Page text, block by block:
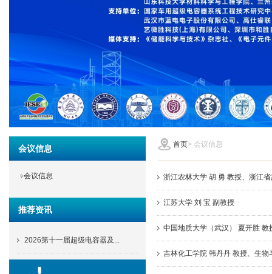
首页> 会议信息
会议信息
会议信息
推荐资讯
2026第十一届超级电容器及...
浙江农林大学 胡 勇 教授、浙江
江苏大学 刘 宝 副教授
中国地质大学（武汉） 夏开胜
吉林化工学院 韩丹丹 教授、生